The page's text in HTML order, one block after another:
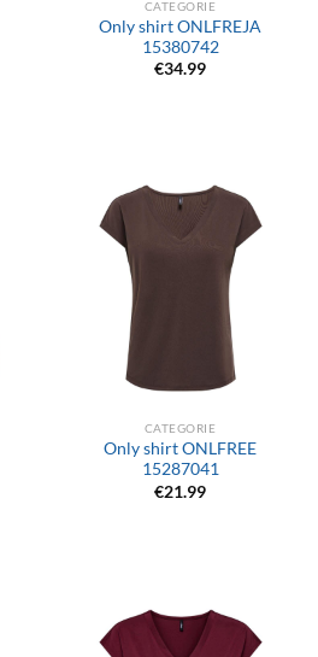
CATEGORIE
Only shirt ONLFREJA
15380742
€34.99
CATEGORIE
Only shirt ONLFREE
15287041
€21.99